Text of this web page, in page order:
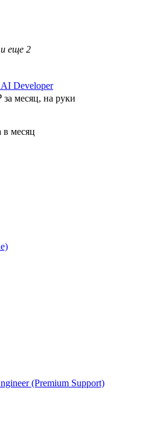
и еще 2
Developer
за месяц, на руки
месяц
(Premium Support)